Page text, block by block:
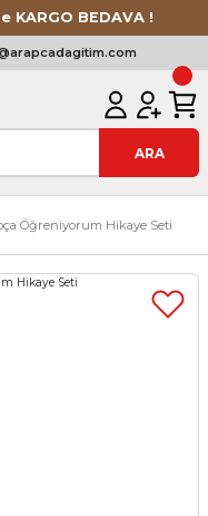
KARGO BEDAVA !
ARA
Öğreniyorum Hikaye Seti